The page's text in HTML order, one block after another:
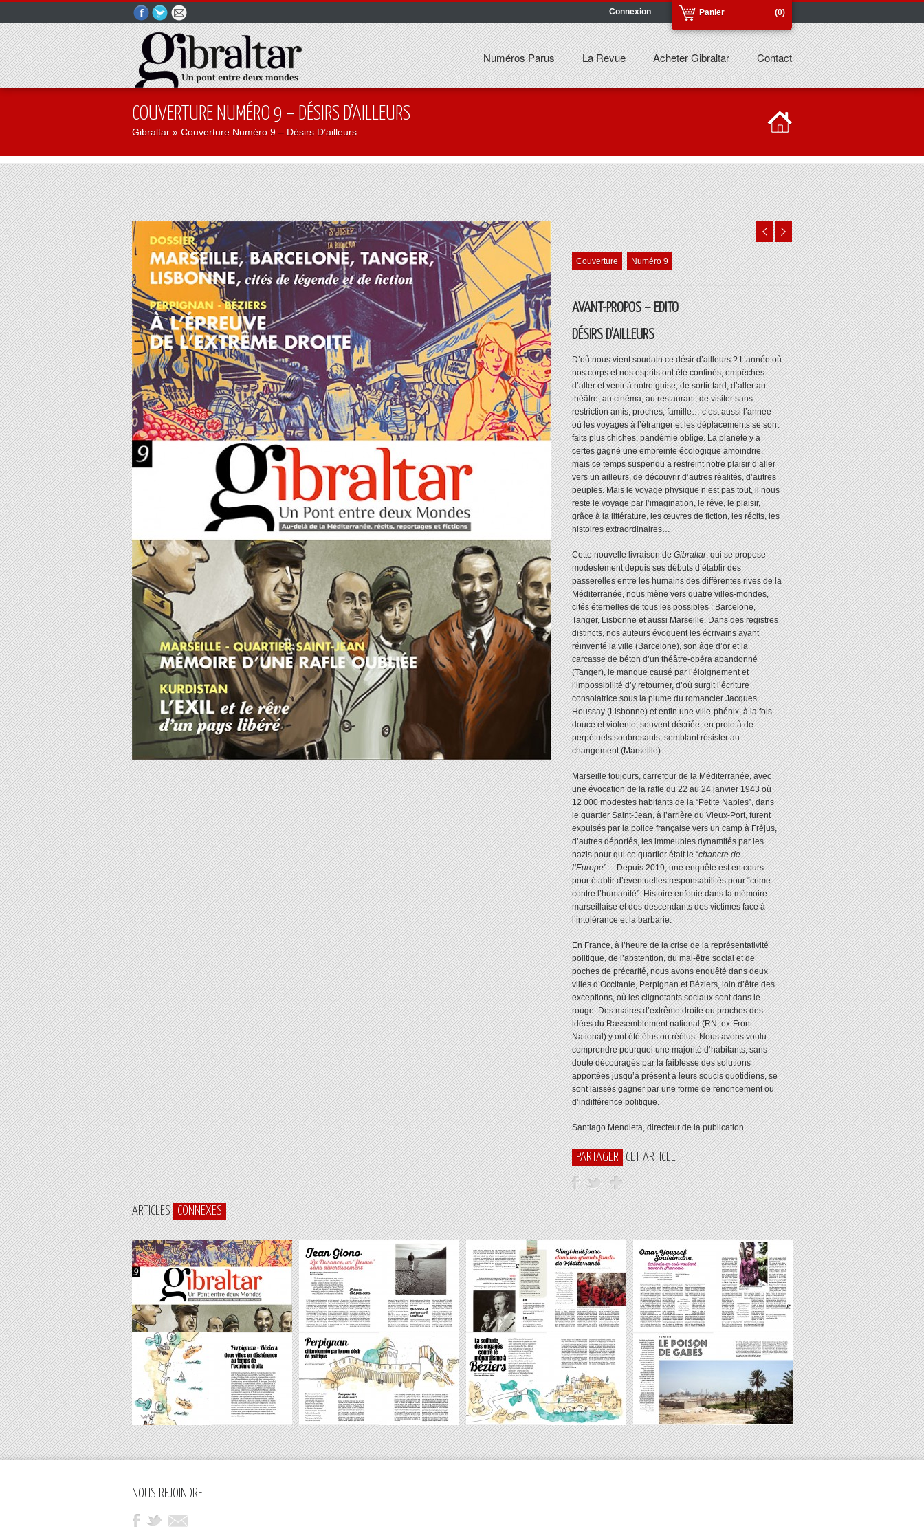
(0)
Panier
Connexion
Numéros Parus La Revue Acheter Gibraltar Contact
COUVERTURE NUMÉRO 9 – DÉSIRS D’AILLEURS
Gibraltar » Couverture Numéro 9 – Désirs D’ailleurs
Couverture Numéro 9
AVANT-PROPOS – EDITO
DÉSIRS D’AILLEURS
D’où nous vient soudain ce désir d’ailleurs ? L’année où
nos corps et nos esprits ont été confinés, empêchés
d’aller et venir à notre guise, de sortir tard, d’aller au
théâtre, au cinéma, au restaurant, de visiter sans
restriction amis, proches, famille… c’est aussi l’année
où les voyages à l’étranger et les déplacements se sont
faits plus chiches, pandémie oblige. La planète y a
certes gagné une empreinte écologique amoindrie,
mais ce temps suspendu a restreint notre plaisir d’aller
vers un ailleurs, de découvrir d’autres réalités, d’autres
peuples. Mais le voyage physique n’est pas tout, il nous
reste le voyage par l’imagination, le rêve, le plaisir,
grâce à la littérature, les œuvres de fiction, les récits, les
histoires extraordinaires…
Cette nouvelle livraison deGibraltar, qui se propose
modestement depuis ses débuts d’établir des
passerelles entre les humains des différentes rives de la
Méditerranée, nous mène vers quatre villes-mondes,
cités éternelles de tous les possibles : Barcelone,
Tanger, Lisbonne et aussi Marseille. Dans des registres
distincts, nos auteurs évoquent les écrivains ayant
réinventé la ville (Barcelone), son âge d’or et la
carcasse de béton d’un théâtre-opéra abandonné
(Tanger), le manque causé par l’éloignement et
l’impossibilité d’y retourner, d’où surgit l’écriture
consolatrice sous la plume du romancier Jacques
Houssay (Lisbonne) et enfin une ville-phénix, à la fois
douce et violente, souvent décriée, en proie à de
perpétuels soubresauts, semblant résister au
changement (Marseille).
Marseille toujours, carrefour de la Méditerranée, avec
une évocation de la rafle du 22 au 24 janvier 1943 où
12 000 modestes habitants de la “Petite Naples”, dans
le quartier Saint-Jean, à l’arrière du Vieux-Port, furent
expulsés par la police française vers un camp à Fréjus,
d’autres déportés, les immeubles dynamités par les
nazis pour qui ce quartier était le “chancre de
l’Europe”… Depuis 2019, une enquête est en cours
pour établir d’éventuelles responsabilités pour “crime
contre l’humanité”. Histoire enfouie dans la mémoire
marseillaise et des descendants des victimes face à
l’intolérance et la barbarie.
En France, à l’heure de la crise de la représentativité
politique, de l’abstention, du mal-être social et de
poches de précarité, nous avons enquêté dans deux
villes d’Occitanie, Perpignan et Béziers, loin d’être des
exceptions, où les clignotants sociaux sont dans le
rouge. Des maires d’extrême droite ou proches des
idées du Rassemblement national (RN, ex-Front
National) y ont été élus ou réélus. Nous avons voulu
comprendre pourquoi une majorité d’habitants, sans
doute découragés par la faiblesse des solutions
apportées jusqu’à présent à leurs soucis quotidiens, se
sont laissés gagner par une forme de renoncement ou
d’indifférence politique.
Santiago Mendieta, directeur de la publication
PARTAGER CET ARTICLE
ARTICLES CONNEXES
NOUS REJOINDRE